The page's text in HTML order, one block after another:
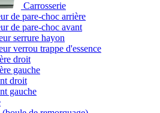
Carrosserie
de pare-choc arrière
de pare-choc avant
serrure hayon
verrou trappe d'essence
droit
gauche
droit
gauche